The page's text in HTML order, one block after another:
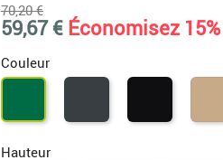
70,20 €
59,67 € Économisez 15%
Couleur
Vert
Gris
Noir
Hauteur